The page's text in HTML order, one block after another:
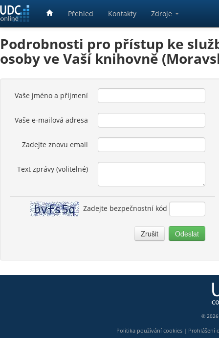
Přehled Kontakty Zdroje
Podrobnosti pro přístup ke
osoby ve Vaší knihovně
Vaše jméno a příjmení
Vaše e-mailová adresa
Zadejte znovu email
Text zprávy (volitelné)
Zadejte bezpečnostní kód
Zrušit Odeslat
© 2026
Politika používání cookies| Prohlášení